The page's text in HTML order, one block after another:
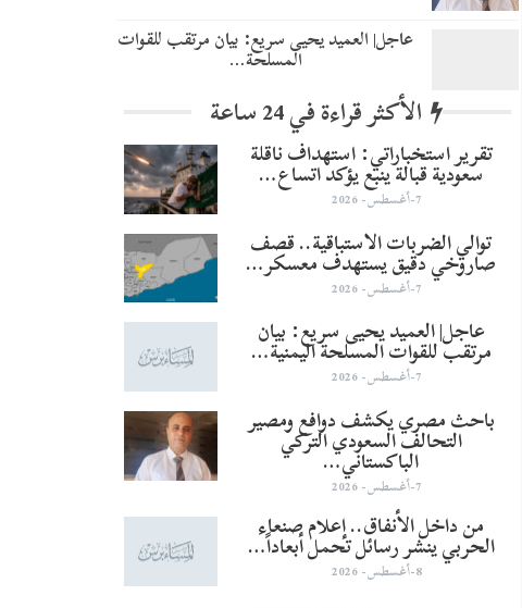
عاجل| العميد يحيى سريع: بيان مرتقب للقوات
المسلحة…
الأكثر قراءة في 24 ساعة
تقرير استخباراتي: استهداف ناقلة
سعودية قبالة ينبع يؤكد اتساع…
7-أغسطس- 2026
توالي الضربات الاستباقية.. قصف
صاروخي دقيق يستهدف معسكر…
7-أغسطس- 2026
عاجل| العميد يحيى سريع: بيان
مرتقب للقوات المسلحة اليمنية…
7-أغسطس- 2026
باحث مصري يكشف دوافع ومصير
التحالف السعودي التركي
الباكستاني…
7-أغسطس- 2026
من داخل الأنفاق.. إعلام صنعاء
الحربي ينشر رسائل تحمل أبعاداً…
8-أغسطس- 2026